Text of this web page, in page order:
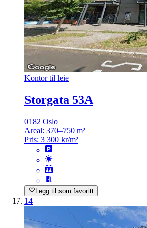
Kontor til leie
Storgata 53A
0182 Oslo
Areal: 370–750 m²
Pris: 3 300 kr/m²
Legg til som favoritt
14